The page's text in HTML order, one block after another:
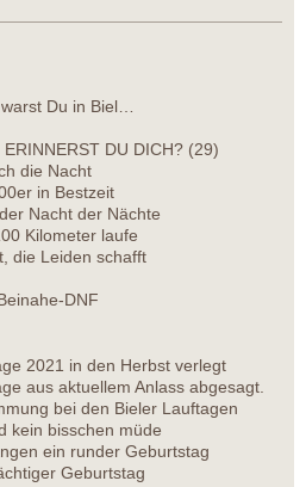
Du in Biel…
ERINNERST DU DICH? (29)
die Nacht
in Bestzeit
Nacht der Nächte
Kilometer laufe
die Leiden schafft
DNF
2021 in den Herbst verlegt
aus aktuellem Anlass abgesagt.
bei den Bieler Lauftagen
kein bisschen müde
ein runder Geburtstag
Geburtstag